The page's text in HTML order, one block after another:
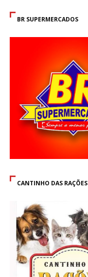
BR SUPERMERCADOS
CANTINHO DAS RAÇÕES